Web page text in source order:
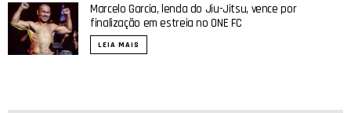
Marcelo Garcia, lenda do Jiu-Jitsu, vence por
finalização em estreia no ONE FC
LEIA MAIS